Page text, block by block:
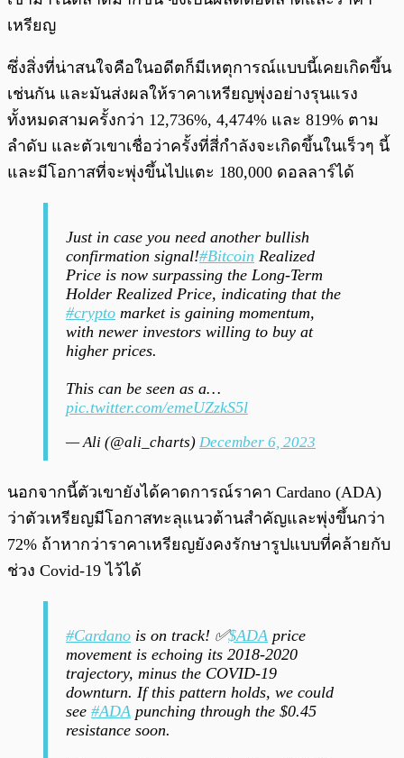
เหรียญ
ซึ่งสิ่งที่น่าสนใจคือในอดีตก็มีเหตุการณ์แบบนี้เคยเกิดขึ้น
เช่นกัน และมันส่งผลให้ราคาเหรียญพุ่งอย่างรุนแรง
ทั้งหมดสามครั้งกว่า 12,736%, 4,474% และ 819% ตาม
ลำดับ และตัวเขาเชื่อว่าครั้งที่สี่กำลังจะเกิดขึ้นในเร็วๆ นี้
และมีโอกาสที่จะพุ่งขึ้นไปแตะ 180,000 ดอลลาร์ได้
Just in case you need another bullish
confirmation signal!#Bitcoin Realized
Price is now surpassing the Long-Term
Holder Realized Price, indicating that the
#crypto market is gaining momentum,
with newer investors willing to buy at
higher prices.
This can be seen as a…
pic.twitter.com/emeUZzkS5l
— Ali (@ali_charts) December 6, 2023
นอกจากนี้ตัวเขายังได้คาดการณ์ราคา Cardano (ADA)
ว่าตัวเหรียญมีโอกาสทะลุแนวต้านสำคัญและพุ่งขึ้นกว่า
72% ถ้าหากว่าราคาเหรียญยังคงรักษารูปแบบที่คล้ายกับ
ช่วง Covid-19 ไว้ได้
#Cardano is on track! ✅$ADA price
movement is echoing its 2018-2020
trajectory, minus the COVID-19
downturn. If this pattern holds, we could
see #ADA punching through the $0.45
resistance soon.